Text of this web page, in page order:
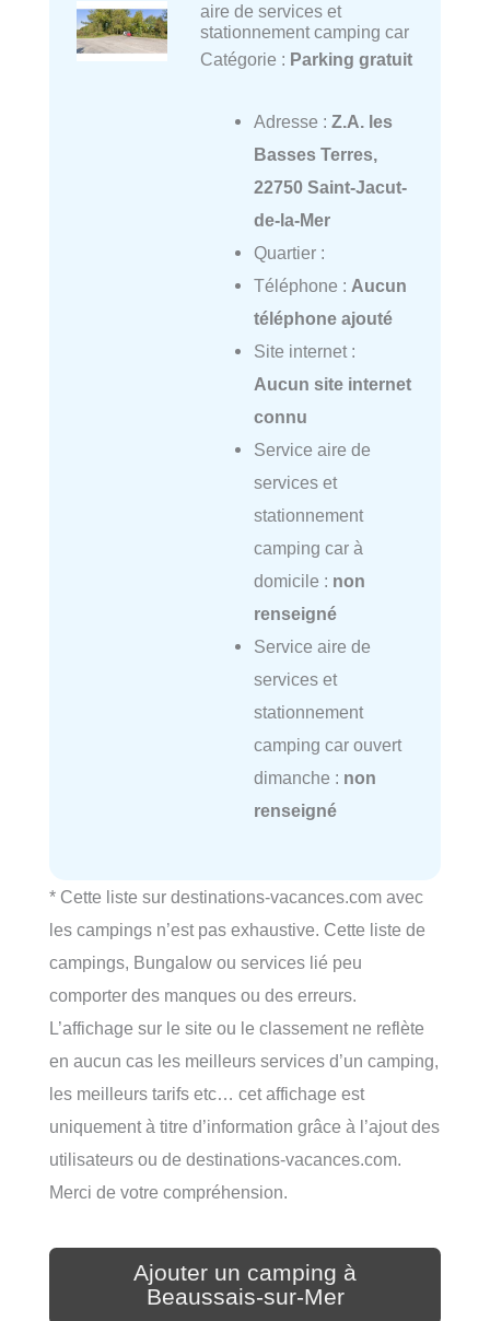
aire de services et
stationnement camping car
Catégorie : Parking gratuit
Adresse : Z.A. les
Basses Terres,
22750 Saint-Jacut-
de-la-Mer
Quartier :
Téléphone : Aucun
téléphone ajouté
Site internet :
Aucun site internet
connu
Service aire de
services et
stationnement
camping car à
domicile : non
renseigné
Service aire de
services et
stationnement
camping car ouvert
dimanche : non
renseigné
* Cette liste sur destinations-vacances.com avec
les campings n’est pas exhaustive. Cette liste de
campings, Bungalow ou services lié peu
comporter des manques ou des erreurs.
L’affichage sur le site ou le classement ne reflète
en aucun cas les meilleurs services d’un camping,
les meilleurs tarifs etc… cet affichage est
uniquement à titre d’information grâce à l’ajout des
utilisateurs ou de destinations-vacances.com.
Merci de votre compréhension.
Ajouter un camping à
Beaussais-sur-Mer